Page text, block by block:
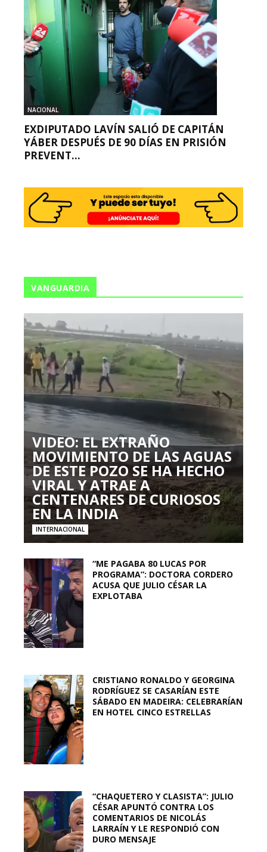
NACIONAL
EXDIPUTADO LAVÍN SALIÓ DE CAPITÁN
YÁBER DESPUÉS DE 90 DÍAS EN PRISIÓN
PREVENT...
VANGUARDIA
VIDEO: EL EXTRAÑO
MOVIMIENTO DE LAS AGUAS
DE ESTE POZO SE HA HECHO
VIRAL Y ATRAE A
CENTENARES DE CURIOSOS
EN LA INDIA
INTERNACIONAL
“ME PAGABA 80 LUCAS POR
PROGRAMA”: DOCTORA CORDERO
ACUSA QUE JULIO CÉSAR LA
EXPLOTABA
CRISTIANO RONALDO Y GEORGINA
RODRÍGUEZ SE CASARÍAN ESTE
SÁBADO EN MADEIRA: CELEBRARÍAN
EN HOTEL CINCO ESTRELLAS
“CHAQUETERO Y CLASISTA”: JULIO
CÉSAR APUNTÓ CONTRA LOS
COMENTARIOS DE NICOLÁS
LARRAÍN Y LE RESPONDIÓ CON
DURO MENSAJE